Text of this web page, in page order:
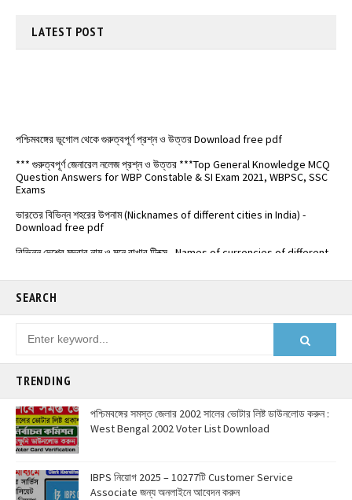
LATEST POST
*** গুরুত্বপূর্ণ জেনারেল নলেজ প্রশ্ন ও উত্তর ***Top General Knowledge MCQ
Exams
ভারতের বিভিন্ন শহরের উপনাম (Nicknames of different cities in India) -
বিভিন্ন দেশের মুদ্রার নাম ও মনে রাখার ট্রিক্স - Names of currencies of different
Highways in India - @Examdisha.in
SEARCH
TRENDING
পশ্চিমবঙ্গের সমস্ত জেলার 2002 সালের ভোটার লিষ্ট ডাউনলোড করুন :
West Bengal 2002 Voter List Download
IBPS নিয়োগ 2025 – 10277টি Customer Service
Associate জন্য অনলাইনে আবেদন করুন